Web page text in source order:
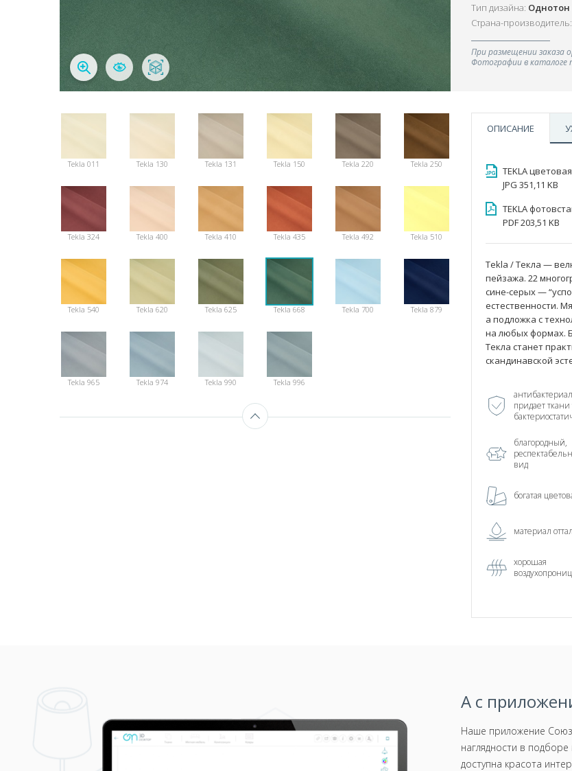
Tekla 011 Tekla 130 Tekla 131 Tekla 150 Tekla 220 Tekla 250
Tekla 324 Tekla 400 Tekla 410 Tekla 435 Tekla 492 Tekla 510
Tekla 540 Tekla 620 Tekla 625 Tekla 668 Tekla 700 Tekla 879
Tekla 965 Tekla 974 Tekla 990 Tekla 996
Тип дизайна: Однотон
Страна-производитель:
При размещении заказа
Фотографии в каталоге
ОПИСАНИЕ
TEKLA
JPG 351,11 KB
TEKLA
PDF 203,51 KB
Tekla / Текла —
пейзажа. 22
сине-серых —
естественности.
а подложка с
на любых формах.
Текла станет
скандинавской
придает
благородный,
вид
богатая
материал
хорошая
А с
Наше приложение
наглядности в
доступна красота